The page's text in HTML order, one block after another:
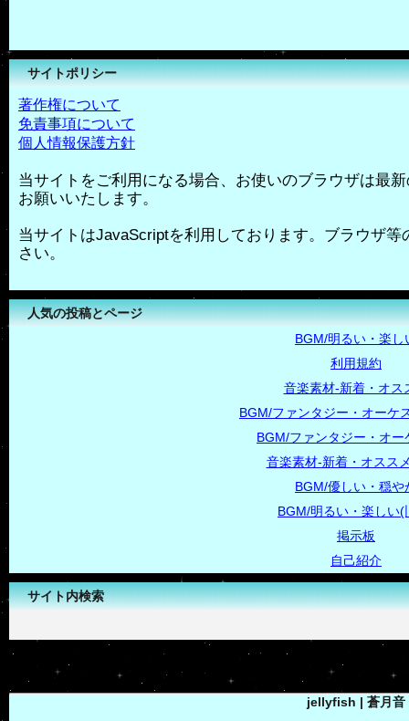
サイトポリシー
著作権について
免責事項について
個人情報保護方針
当サイトをご利用になる場合、お使いのブラウザは最
お願いいたします。
当サイトはJavaScriptを利用しております。ブラウザ
さい。
人気の投稿とページ
BGM/明るい・楽し
利用規約
音楽素材-新着・オス
BGM/ファンタジー・オーケ
BGM/ファンタジー・オー
音楽素材-新着・オスス
BGM/優しい・穏や
BGM/明るい・楽しい(
掲示板
自己紹介
サイト内検索
-->
jellyfish | 蒼月音